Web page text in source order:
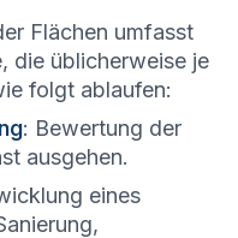
Flächen umfasst
die üblicherweise je
folgt ablaufen:
: Bewertung der
ausgehen.
eines